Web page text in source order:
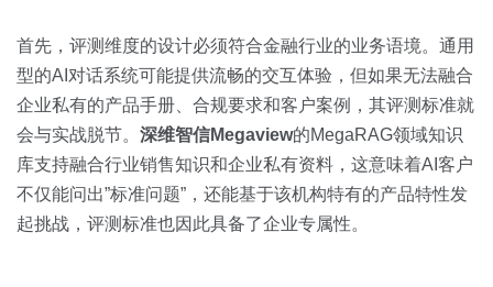
首先，评测维度的设计必须符合金融行业的业务语境。通用
型的AI对话系统可能提供流畅的交互体验，但如果无法融合
企业私有的产品手册、合规要求和客户案例，其评测标准就
会与实战脱节。 深维智信Megaview的MegaRAG领域知识
库支持融合行业销售知识和企业私有资料，这意味着AI客户
不仅能问出”标准问题”，还能基于该机构特有的产品特性发
起挑战，评测标准也因此具备了企业专属性。